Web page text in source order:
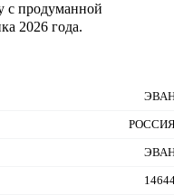
с продуманной
2026 года.